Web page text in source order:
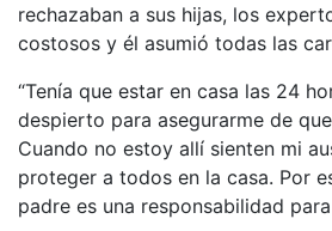
rechazaban a sus hijas, los
costosos y él asumió todas las
“Tenía que estar en casa las 24
despierto para asegurarme de
Cuando no estoy allí sienten mi
proteger a todos en la casa. Por
padre es una responsabilidad